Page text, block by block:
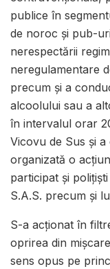
publice în
de noroc şi pub-
nerespectării
neregulamentare
precum și a
alcoolului sau a
în intervalul orar
Vicovu de Sus și
organizată o
participat şi
S.A.S. precum şi
S-a acționat în
oprirea din
sens opus pe